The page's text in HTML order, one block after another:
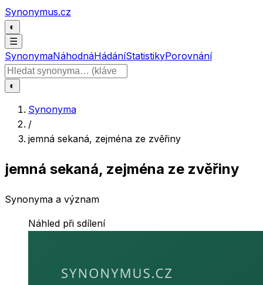
Přeskočit na obsah
Synonymus.cz
◐
☰
SynonymaNáhodnáHádáníStatistikyPorovnání
Hledat slovo
◐
Synonyma
/
jemná sekaná, zejména ze zvěřiny
jemná sekaná, zejména ze zvěřiny
Synonyma a význam
Náhled při sdílení